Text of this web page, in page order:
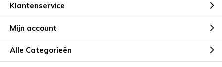
Klantenservice
Mijn account
Alle Categorieën